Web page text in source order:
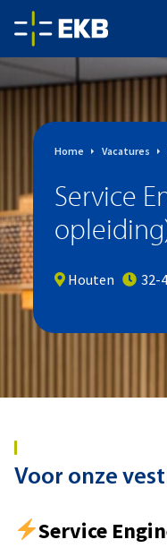
Home Vacatures
Service
Houten 32-
Voor onze
Service